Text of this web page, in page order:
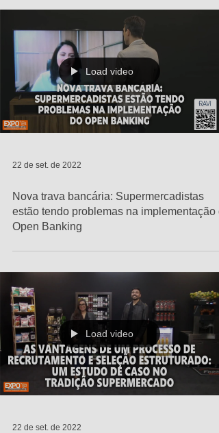
Load video
22 de set. de 2022
Nova trava bancária: Supermercadistas
estão tendo problemas na implementação
Open Banking
Load video
22 de set. de 2022